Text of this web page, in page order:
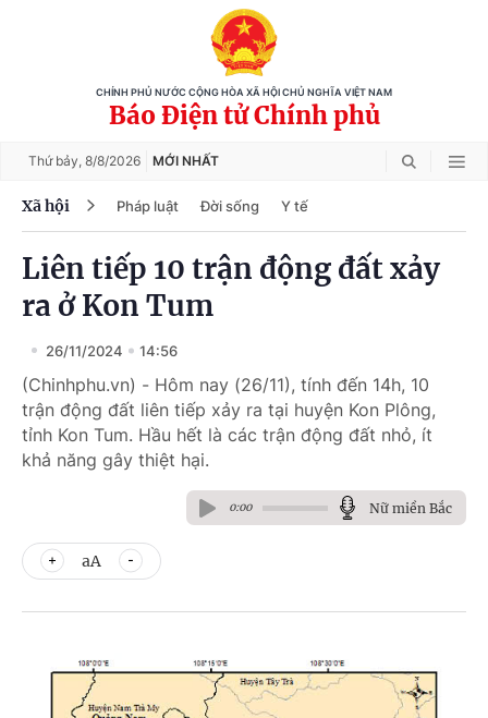
CHÍNH PHỦ NƯỚC CỘNG HÒA XÃ HỘI CHỦ NGHĨA VIỆT NAM
Báo Điện tử Chính phủ
Thứ bảy, 8/8/2026 MỚI NHẤT
Xã hội Pháp luật Đời sống Y tế
Liên tiếp 10 trận động đất xảy
ra ở Kon Tum
26/11/2024 14:56
(Chinhphu.vn) - Hôm nay (26/11), tính đến 14h, 10
trận động đất liên tiếp xảy ra tại huyện Kon Plông,
tỉnh Kon Tum. Hầu hết là các trận động đất nhỏ, ít
khả năng gây thiệt hại.
0:00 Nữ miền Bắc
aA